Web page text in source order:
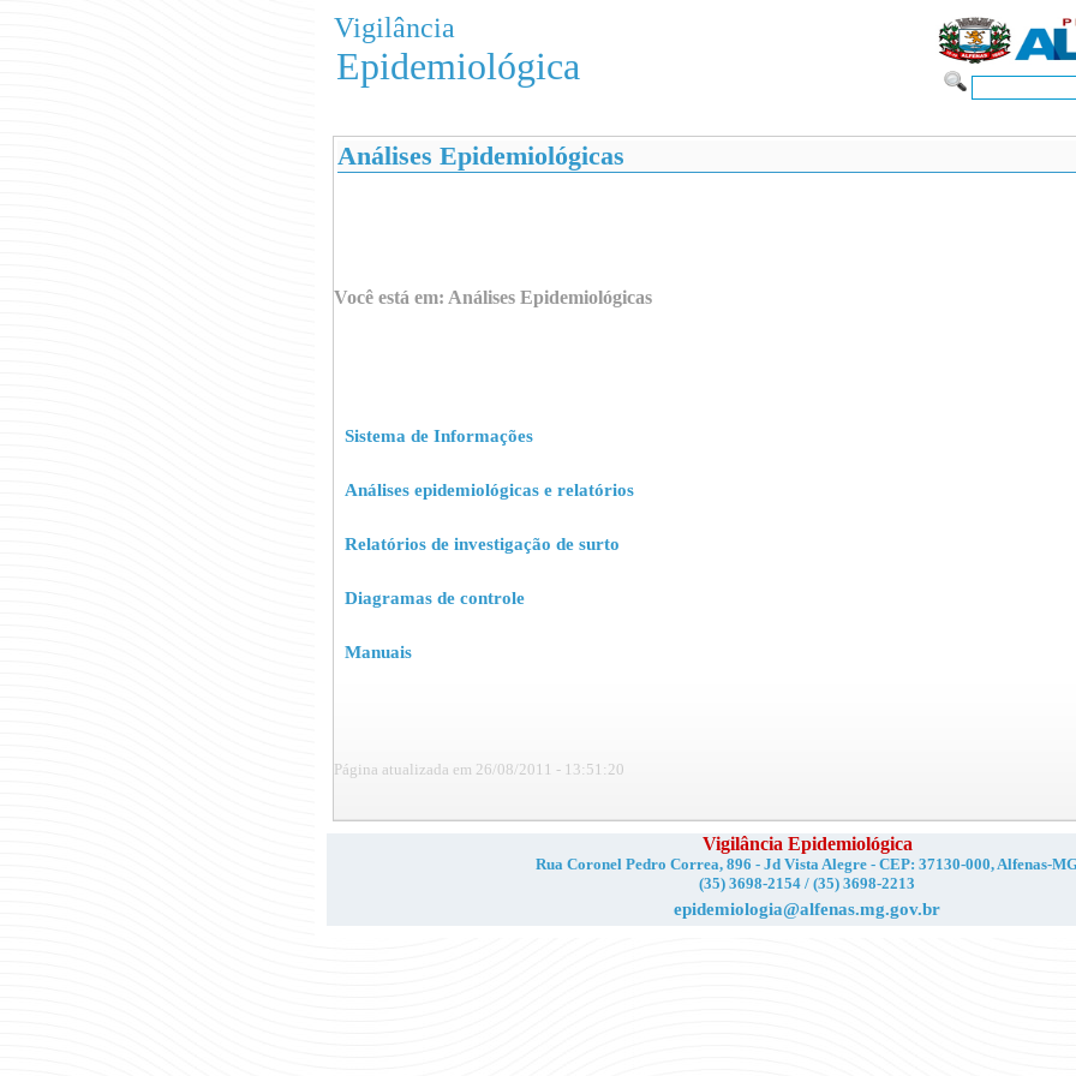
Vigilância
Epidemiológica
Análises Epidemiológicas
Você está em: Análises Epidemiológicas
Sistema de Informações
Análises epidemiológicas e relatórios
Relatórios de investigação de surto
Diagramas de controle
Manuais
Página atualizada em 26/08/2011 - 13:51:20
Vigilância Epidemiológica
Rua Coronel Pedro Correa, 896 - Jd Vista Alegre - CEP: 37130-000, Alfenas-
(35) 3698-2154 / (35) 3698-2213
epidemiologia@alfenas.mg.gov.br